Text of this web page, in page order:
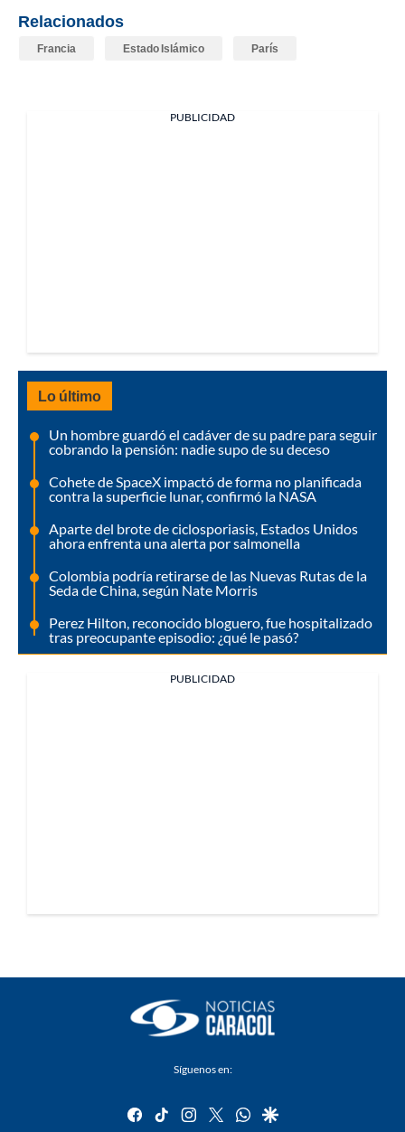
Relacionados
Francia Estado Islámico París
PUBLICIDAD
Lo último
Un hombre guardó el cadáver de su padre para seguir
cobrando la pensión: nadie supo de su deceso
Cohete de SpaceX impactó de forma no planificada
contra la superficie lunar, confirmó la NASA
Aparte del brote de ciclosporiasis, Estados Unidos
ahora enfrenta una alerta por salmonella
Colombia podría retirarse de las Nuevas Rutas de la
Seda de China, según Nate Morris
Perez Hilton, reconocido bloguero, fue hospitalizado
tras preocupante episodio: ¿qué le pasó?
PUBLICIDAD
Síguenos en:
facebook
tiktok instagram
twitterwhatsapp
google